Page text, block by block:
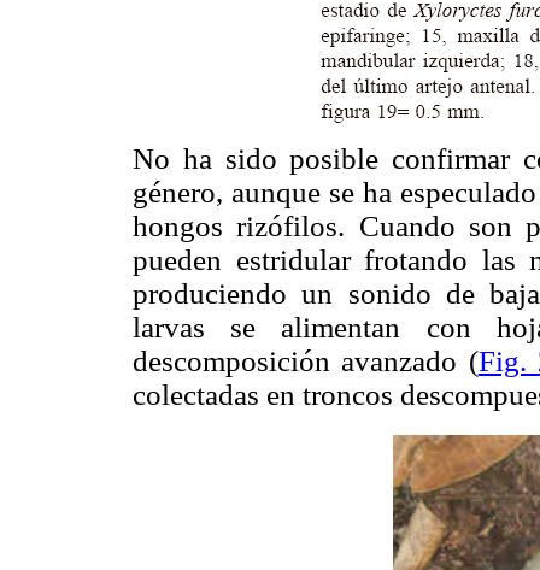
No ha sido posible confirmar
género, aunque se ha
hongos rizófilos. Cuando son
pueden estridular frotando las
produciendo un sonido de
larvas se alimentan con
descomposición avanzado (Fig.
colectadas en troncos